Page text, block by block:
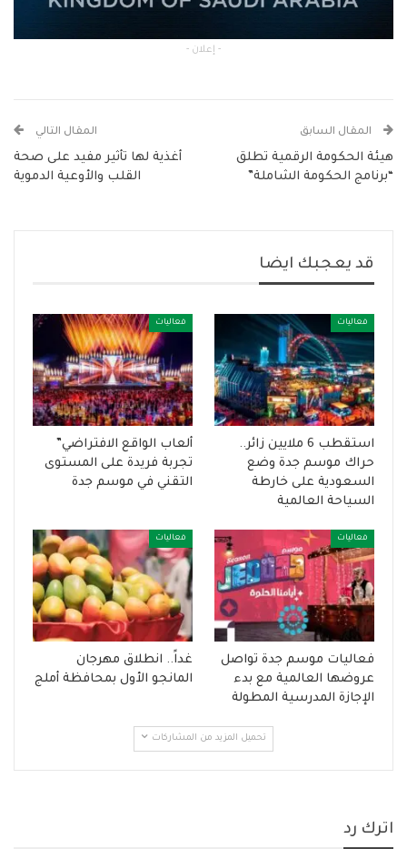
- إعلان -
المقال السابق
هيئة الحكومة الرقمية تطلق
“برنامج الحكومة الشاملة”
المقال التالي
أغذية لها تأثير مفيد على صحة
القلب والأوعية الدموية
قد يعجبك ايضا
فعاليات
استقطب 6 ملايين زائر..
حراك موسم جدة وضع
السعودية على خارطة
السياحة العالمية
فعاليات
ألعاب الواقع الافتراضي”
تجربة فريدة على المستوى
التقني في موسم جدة
فعاليات
فعاليات موسم جدة تواصل
عروضها العالمية مع بدء
الإجازة المدرسية المطولة
فعاليات
غداً.. انطلاق مهرجان
المانجو الأول بمحافظة أملج
تحميل المزيد من المشاركات
اترك رد